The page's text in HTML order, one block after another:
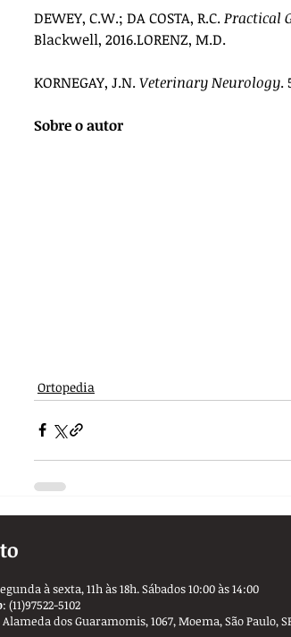
DEWEY, C.W.; DA COSTA, R.C. Practical
Blackwell, 2016.LORENZ, M.D.
KORNEGAY, J.N. Veterinary Neurology.
Sobre o autor
Ortopedia
à sexta, 11h às 18h. Sábados 10:00 às 14:00
: (11)97522-5102
Alameda dos Guaramomis, 1067, Moema, São Paulo,